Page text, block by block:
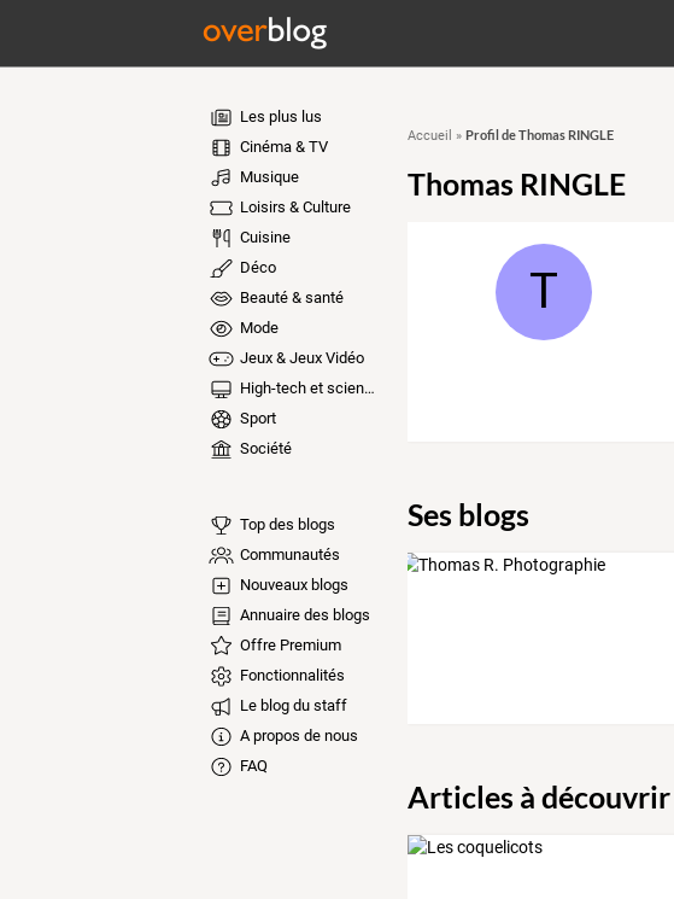
Les plus lus
Cinéma & TV
Musique
Loisirs & Culture
Cuisine
Déco
Beauté & santé
Mode
Jeux & Jeux Vidéo
High-tech et sciences
Sport
Société
Top des blogs
Communautés
Nouveaux blogs
Annuaire des blogs
Offre Premium
Fonctionnalités
Le blog du staff
A propos de nous
FAQ
Accueil » Profil de Thomas RINGLE
Thomas RINGLE
T
Ses blogs
Articles à découvrir